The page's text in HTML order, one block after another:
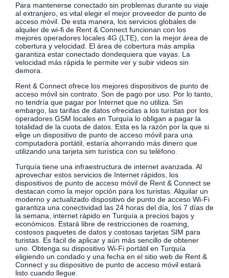
Para mantenerse conectado sin problemas durante su viaje
al extranjero, es vital elegir el mejor proveedor de punto de
acceso móvil. De esta manera, los servicios globales de
alquiler de wi-fi de Rent & Connect funcionan con los
mejores operadores locales 4G (LTE), con la mejor área de
cobertura y velocidad. El área de cobertura más amplia
garantiza estar conectado dondequiera que vayas. La
velocidad más rápida le permite ver y subir videos sin
demora.
Rent & Connect ofrece los mejores dispositivos de punto de
acceso móvil sin contrato. Son de pago por uso. Por lo tanto,
no tendría que pagar por Internet que no utiliza. Sin
embargo, las tarifas de datos ofrecidas a los turistas por los
operadores GSM locales en Turquía lo obligan a pagar la
totalidad de la cuota de datos. Esta es la razón por la que si
elige un dispositivo de punto de acceso móvil para una
computadora portátil, estaría ahorrando más dinero que
utilizando una tarjeta sim turística con su teléfono.
Turquía tiene una infraestructura de internet avanzada. Al
aprovechar estos servicios de Internet rápidos, los
dispositivos de punto de acceso móvil de Rent & Connect se
destacan como la mejor opción para los turistas. Alquilar un
moderno y actualizado dispositivo de punto de acceso Wi-Fi
garantiza una conectividad las 24 horas del día, los 7 días de
la semana, internet rápido en Turquía a precios bajos y
económicos. Estará libre de restricciones de roaming,
costosos paquetes de datos y costosas tarjetas SIM para
turistas. Es fácil de aplicar y aún más sencillo de obtener
uno. Obtenga su dispositivo Wi-Fi portátil en Turquía
eligiendo un condado y una fecha en el sitio web de Rent &
Connect y su dispositivo de punto de acceso móvil estará
listo cuando llegue.